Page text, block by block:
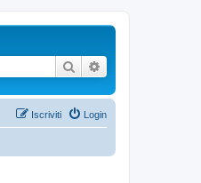
Cerca
Login
Iscriviti